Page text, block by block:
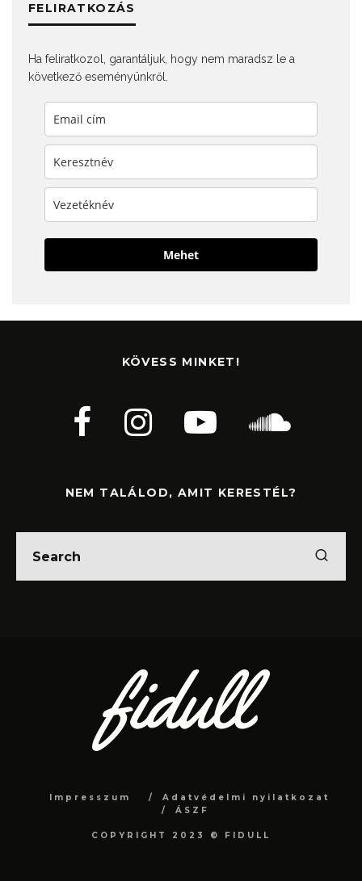
FELIRATKOZÁS
Ha feliratkozol, garantáljuk, hogy nem maradsz le a
következő eseményünkről.
Mehet
KÖVESS MINKET!
NEM TALÁLOD, AMIT KERESTÉL?
Impresszum
Adatvédelmi nyilatkozat
ÁSZF
COPYRIGHT 2023 © FIDULL